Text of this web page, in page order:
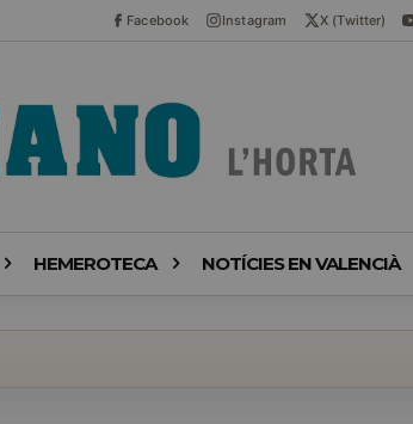
Facebook Instagram X (Twitter)
HEMEROTECA NOTÍCIES EN VALENCIÀ